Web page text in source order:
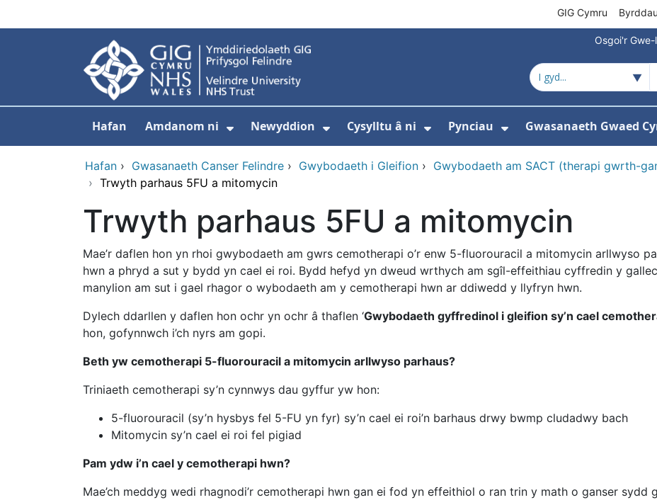
GIG Cymru
Osgoi'r
Hafan Amdanom ni Newyddion Cysylltu â ni Pynciau Gwasanaeth Gwaed
Hafan › Gwasanaeth Canser Felindre › Gwybodaeth i Gleifion › Gwybodaeth am SACT (therapi gwrth-
› Trwyth parhaus 5FU a mitomycin
Trwyth parhaus 5FU a mitomycin
Mae’r daflen hon yn rhoi gwybodaeth am gwrs cemotherapi o’r enw 5-fluorouracil a mitomycin arllwyso
hwn a phryd a sut y bydd yn cael ei roi. Bydd hefyd yn dweud wrthych am sgîl-effeithiau cyffredin y
manylion am sut i gael rhagor o wybodaeth am y cemotherapi hwn ar ddiwedd y llyfryn hwn.
Dylech ddarllen y daflen hon ochr yn ochr â thaflen ‘Gwybodaeth gyffredinol i gleifion sy’n cael
hon, gofynnwch i’ch nyrs am gopi.
Beth yw cemotherapi 5-fluorouracil a mitomycin arllwyso parhaus?
Triniaeth cemotherapi sy’n cynnwys dau gyffur yw hon:
5-fluorouracil (sy’n hysbys fel 5-FU yn fyr) sy’n cael ei roi’n barhaus drwy bwmp cludadwy bach
Mitomycin sy’n cael ei roi fel pigiad
Pam ydw i’n cael y cemotherapi hwn?
Mae’ch meddyg wedi rhagnodi’r cemotherapi hwn gan ei fod yn effeithiol o ran trin y math o ganser sydd